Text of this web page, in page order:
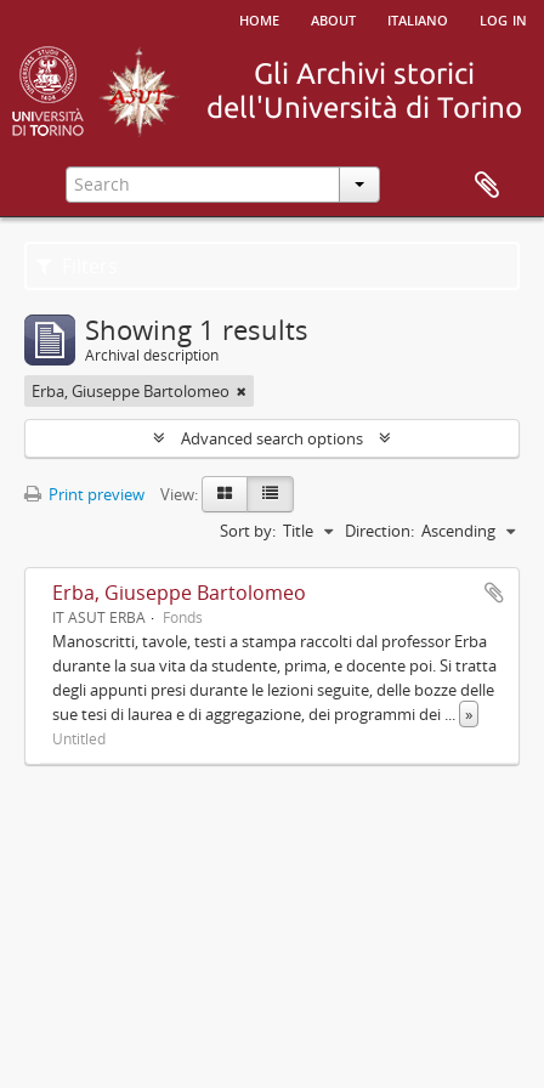
home about italiano log in
Showing 1 results
Archival description
Erba, Giuseppe Bartolomeo
Advanced search options
Print preview
View:
Sort by: Title Direction: Ascending
Erba, Giuseppe Bartolomeo
IT ASUT ERBA Fonds
Manoscritti, tavole, testi a stampa raccolti dal professor Erba
durante la sua vita da studente, prima, e docente poi. Si tratta
degli appunti presi durante le lezioni seguite, delle bozze delle
sue tesi di laurea e di aggregazione, dei programmi dei ... »
Untitled